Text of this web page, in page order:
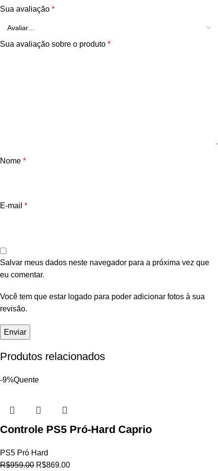
Sua avaliação *
Sua avaliação sobre o produto *
Nome *
E-mail *
Salvar meus dados neste navegador para a próxima vez que
eu comentar.
Você tem que estar logado para poder adicionar fotos à sua
revisão.
Produtos relacionados
-9%Quente
Controle PS5 Pró-Hard Caprio
PS5 Pró Hard
R$959.00 R$869.00